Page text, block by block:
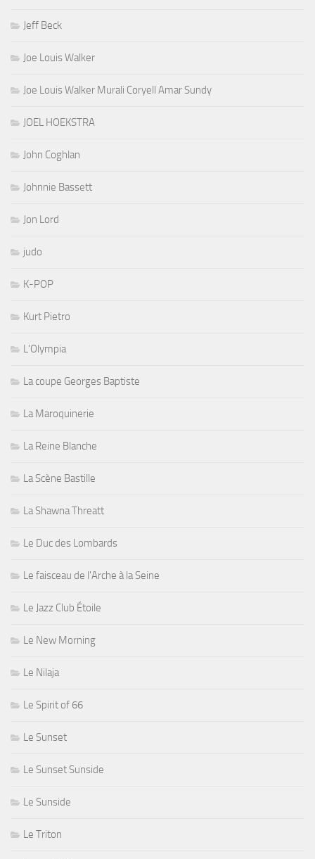
Jeff Beck
Joe Louis Walker
Joe Louis Walker Murali Coryell Amar Sundy
JOEL HOEKSTRA
John Coghlan
Johnnie Bassett
Jon Lord
judo
K-POP
Kurt Pietro
L'Olympia
La coupe Georges Baptiste
La Maroquinerie
La Reine Blanche
La Scène Bastille
La Shawna Threatt
Le Duc des Lombards
Le faisceau de l'Arche à la Seine
Le Jazz Club Étoile
Le New Morning
Le Nilaja
Le Spirit of 66
Le Sunset
Le Sunset Sunside
Le Sunside
Le Triton